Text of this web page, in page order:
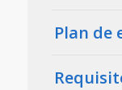
Plan de